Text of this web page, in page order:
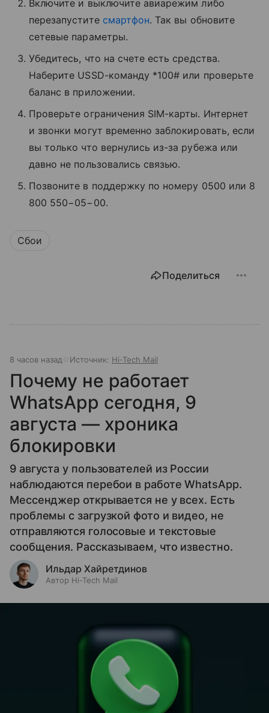
Включите и выключите авиарежим либо
перезапустите смартфон. Так вы обновите
сетевые параметры.
Убедитесь, что на счете есть средства.
Наберите USSD-команду *100# или проверьте
баланс в приложении.
Проверьте ограничения SIM-карты. Интернет
и звонки могут временно заблокировать, если
вы только что вернулись из-за рубежа или
давно не пользовались связью.
Позвоните в поддержку по номеру 0500 или 8
800 550−05−00.
Сбои
Поделиться
8 часов назад Источник: Hi-Tech Mail
Почему не работает
WhatsApp сегодня, 9
августа — хроника
блокировки
9 августа у пользователей из России
наблюдаются перебои в работе WhatsApp.
Мессенджер открывается не у всех. Есть
проблемы с загрузкой фото и видео, не
отправляются голосовые и текстовые
сообщения. Рассказываем, что известно.
Ильдар Хайретдинов
Автор Hi-Tech Mail